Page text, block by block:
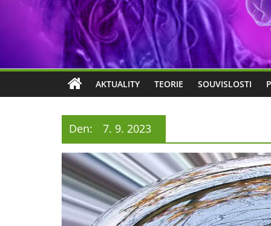
AKTUALITY TEORIE SOUVISLOSTI
Den: 7. 9. 2023